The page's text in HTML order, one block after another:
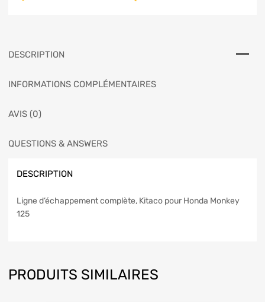
DESCRIPTION
INFORMATIONS COMPLÉMENTAIRES
AVIS (0)
QUESTIONS & ANSWERS
DESCRIPTION
Ligne d’échappement complète, Kitaco pour Honda Monkey
125
PRODUITS SIMILAIRES